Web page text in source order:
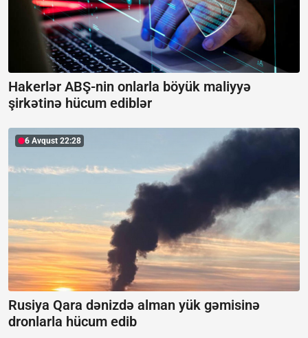
Hakerlər ABŞ-nin onlarla böyük maliyyə
şirkətinə hücum ediblər
6 Avqust 22:28
Rusiya Qara dənizdə alman yük gəmisinə
dronlarla hücum edib